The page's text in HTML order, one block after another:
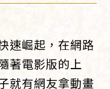
速崛起，在網路
著電影版的上
就有網友拿動畫